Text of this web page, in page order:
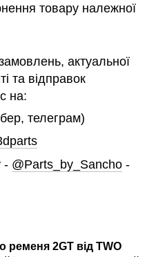
товару належної
актуальної
та відправок
на:
телеграм)
- @Parts_by_Sancho -
ременя 2GT від TWO